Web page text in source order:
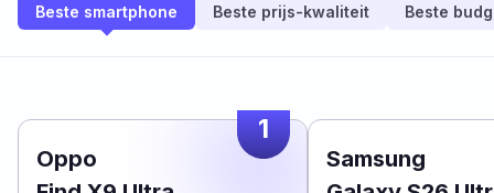
Beste smartphone Beste prijs-kwaliteit Beste
1
Oppo
Samsung